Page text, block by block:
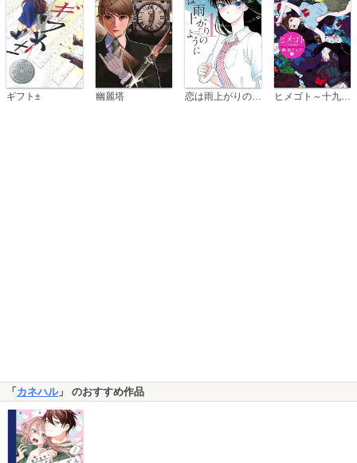
ギフト± 幽麗塔 ヒメゴト～十九歳の制服～
「カネハル」 のおすすめ作品